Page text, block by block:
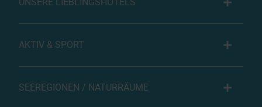
AKTIV & SPORT
SEEREGIONEN / NATURRÄUME